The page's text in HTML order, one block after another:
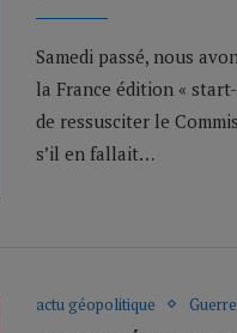
Samedi passé, nous
la France édition «
de ressusciter le
s’il en fallait…
actu géopolitique